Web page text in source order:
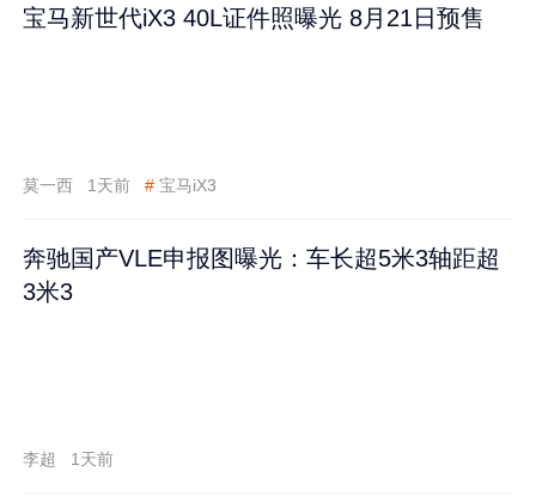
宝马新世代iX3 40L证件照曝光 8月21日预售
莫一西 1天前 # 宝马iX3
奔驰国产VLE申报图曝光：车长超5米3轴距超
3米3
李超 1天前